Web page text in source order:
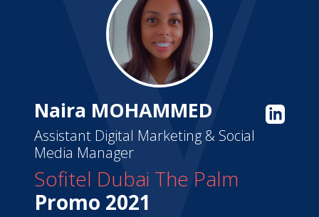
Naira MOHAMMED
Assistant Digital Marketing & Social
Media Manager
Sofitel Dubai The Palm
Promo 2021